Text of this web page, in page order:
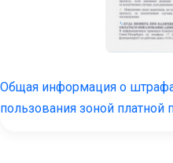
Общая информация о
пользования зоной платной